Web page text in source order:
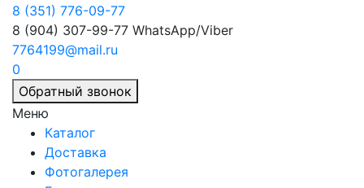
8 (351) 776-09-77
8 (904) 307-99-77 WhatsApp/Viber
7764199@mail.ru
0
Обратный звонок
Меню
Каталог
Доставка
Фотогалерея